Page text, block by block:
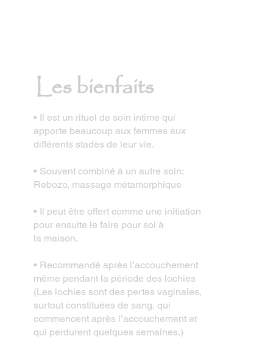
Les bienfaits
• Il est un rituel de soin intime qui
apporte beaucoup aux femmes aux
différents stades de leur vie.
• Souvent combiné à un autre soin:
Rebozo, massage métamorphique
• Il peut être offert comme une initiation
pour ensuite le faire pour soi à
la maison.
• Recommandé après l’accouchement
même pendant la période des lochies
(Les lochies sont des pertes vaginales,
surtout constituées de sang, qui
commencent après l’accouchement et
qui perdurent quelques semaines.)